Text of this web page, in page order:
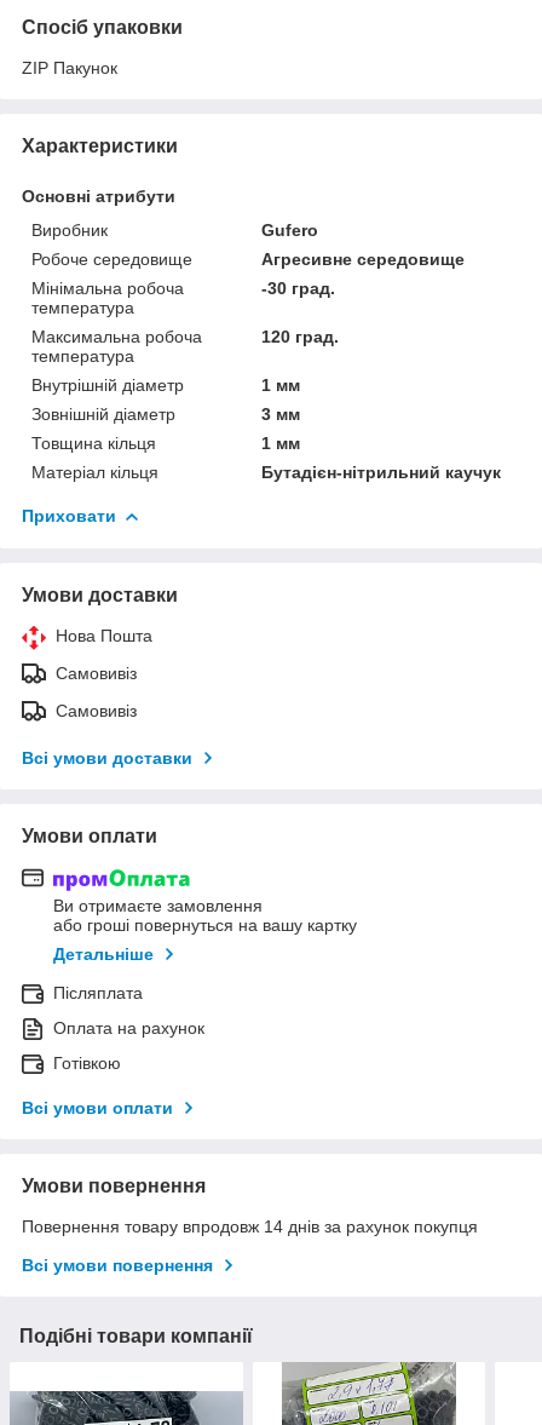
Спосіб упаковки
ZIP Пакунок
Характеристики
Основні атрибути
Виробник
Gufero
Робоче середовище
Агресивне середовище
Мінімальна робоча
температура
-30 град.
Максимальна робоча
температура
120 град.
Внутрішній діаметр
1 мм
Зовнішній діаметр
3 мм
Товщина кільця
1 мм
Матеріал кільця
Бутадієн-нітрильний каучук
Приховати
Умови доставки
Нова Пошта
Самовивіз
Самовивіз
Всі умови доставки
Умови оплати
Ви отримаєте замовлення
або гроші повернуться на вашу картку
Детальніше
Післяплата
Оплата на рахунок
Готівкою
Всі умови оплати
Умови повернення
Повернення товару впродовж 14 днів за рахунок покупця
Всі умови повернення
Подібні товари компанії